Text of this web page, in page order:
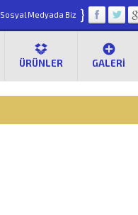
Sosyal Medyada Biz }
ÜRÜNLER GALERI